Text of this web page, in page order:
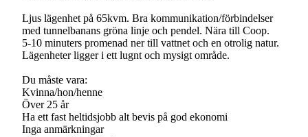
Ljus lägenhet på 65kvm. Bra kommunikation/förbindelser
med tunnelbanans gröna linje och pendel. Nära till Coop.
5-10 minuters promenad ner till vattnet och en otrolig natur.
Lägenheter ligger i ett lugnt och mysigt område.
Du måste vara:
Kvinna/hon/henne
Över 25 år
Ha ett fast heltidsjobb alt bevis på god ekonomi
Inga anmärkningar